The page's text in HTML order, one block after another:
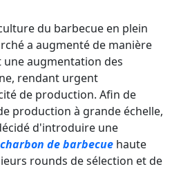
du barbecue en plein
a augmenté de manière
augmentation des
rendant urgent
de production. Afin de
production à grande échelle,
d'introduire une
de barbecue haute
rounds de sélection et de